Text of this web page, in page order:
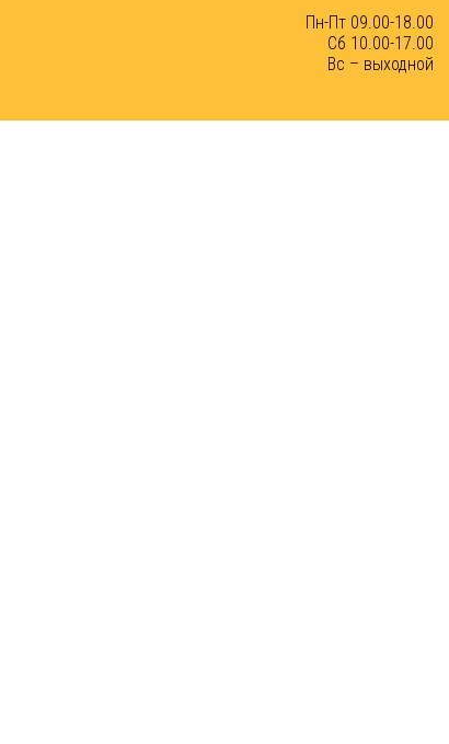
Пн-Пт 09.00-18.00
Сб 10.00-17.00
Вс – выходной